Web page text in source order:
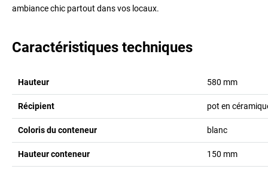
ambiance chic partout dans vos locaux.
Caractéristiques techniques
Hauteur 580 mm
Récipient pot en
Coloris du conteneur blanc
Hauteur conteneur 150 mm